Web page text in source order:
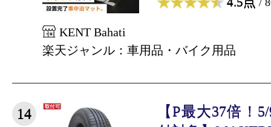
KENT Bahati
楽天ジャンル：車用品・バイク用品
14
【P最大37倍！